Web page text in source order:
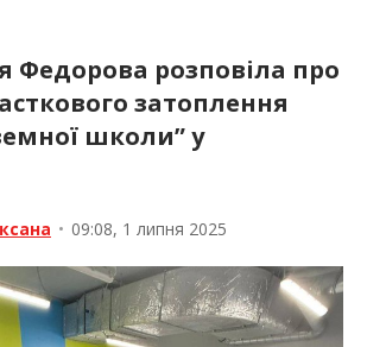
Федорова розповіла про
затоплення
школи” у
• 09:08, 1 липня 2025